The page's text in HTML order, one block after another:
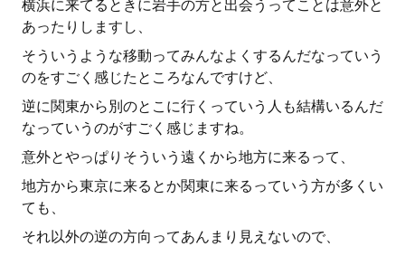
横浜に来てるときに岩手の方と出会うってことは意外と
あったりしますし、
そういうような移動ってみんなよくするんだなっていう
のをすごく感じたところなんですけど、
逆に関東から別のとこに行くっていう人も結構いるんだ
なっていうのがすごく感じますね。
意外とやっぱりそういう遠くから地方に来るって、
地方から東京に来るとか関東に来るっていう方が多くい
ても、
それ以外の逆の方向ってあんまり見えないので、